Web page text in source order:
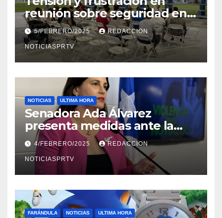
reunión sobre seguridad en
Reparto Metropolitano
5/FEBRERO/2025 REDACCION
NOTICIASPRTV
NOTICIAS ULTIMA HORA
Senadora Ada Álvarez
presenta medidas ante la
violencia en el noviazgo
4/FEBRERO/2025 REDACCION
NOTICIASPRTV
FARÁNDULA NOTICIAS ULTIMA HORA